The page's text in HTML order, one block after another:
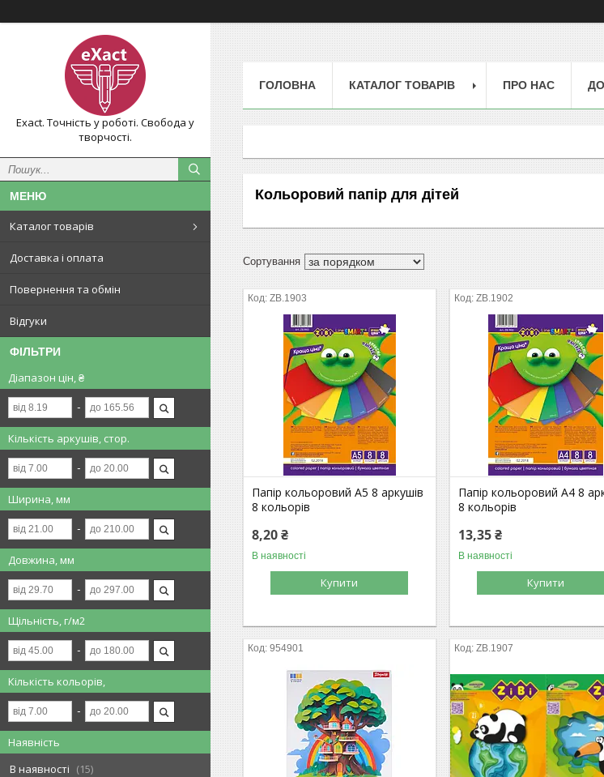
Exact. Точність у роботі. Свобода у
творчості.
Каталог товарів
Доставка і оплата
Повернення та обмін
Відгуки
ФІЛЬТРИ
Діапазон цін, ₴
Кількість аркушів, стор.
Ширина, мм
Довжина, мм
Щільність, г/м2
Кількість кольорів,
Наявність
В наявності
15
ГОЛОВНА КАТАЛОГ ТОВАРІВ ПРО НАС
Кольоровий папір для дітей
ZB.1903
Папір кольоровий А5 8 аркушів
8 кольорів
8,20 ₴
В наявності
Купити
ZB.1902
Папір кольоровий А4 8
8 кольорів
13,35 ₴
В наявності
Купити
954901 ZB.1907